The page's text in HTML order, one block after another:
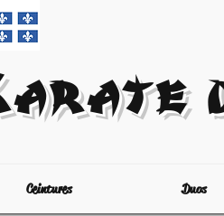
Ceintures Duos